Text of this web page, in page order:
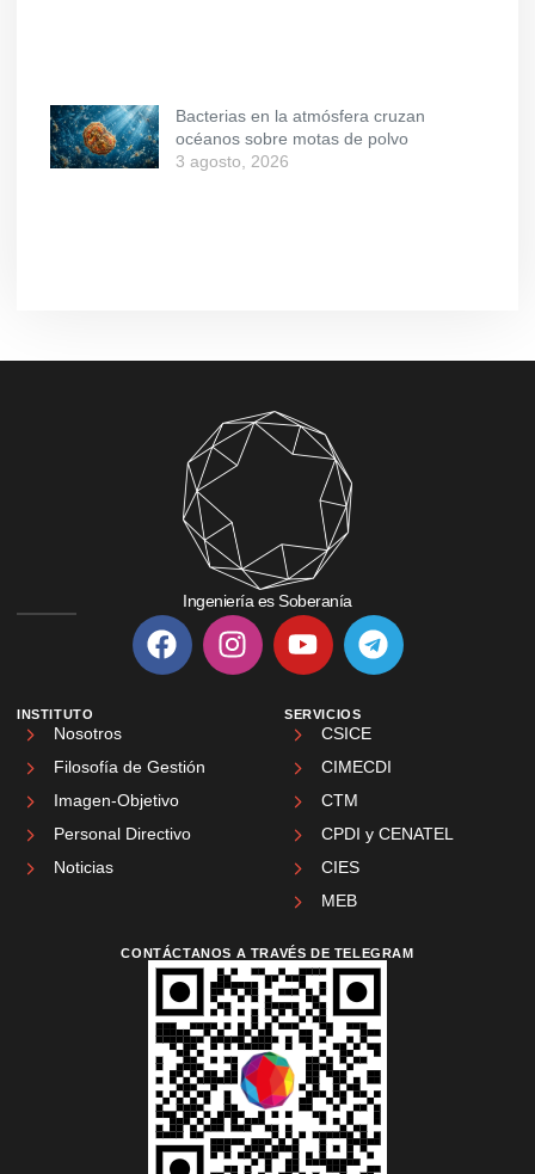
Bacterias en la atmósfera cruzan
océanos sobre motas de polvo
3 agosto, 2026
Ingeniería es Soberanía
INSTITUTO
Nosotros
Filosofía de Gestión
Imagen-Objetivo
Personal Directivo
Noticias
SERVICIOS
CSICE
CIMECDI
CTM
CPDI y CENATEL
CIES
MEB
CONTÁCTANOS A TRAVÉS DE TELEGRAM